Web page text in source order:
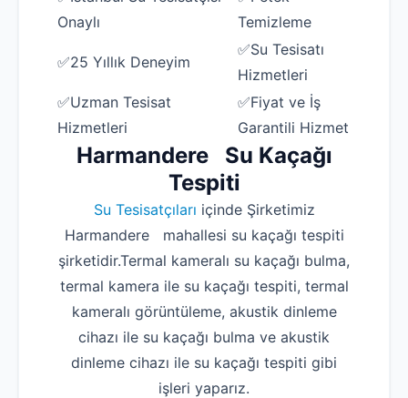
Onaylı
Temizleme
✅25 Yıllık Deneyim
✅Su Tesisatı
Hizmetleri
✅Uzman Tesisat
Hizmetleri
✅Fiyat ve İş
Garantili Hizmet
Harmandere Su Kaçağı
Tespiti
Su Tesisatçıları içinde Şirketimiz
Harmandere mahallesi su kaçağı tespiti
şirketidir.Termal kameralı su kaçağı bulma,
termal kamera ile su kaçağı tespiti, termal
kameralı görüntüleme, akustik dinleme
cihazı ile su kaçağı bulma ve akustik
dinleme cihazı ile su kaçağı tespiti gibi
işleri yaparız.